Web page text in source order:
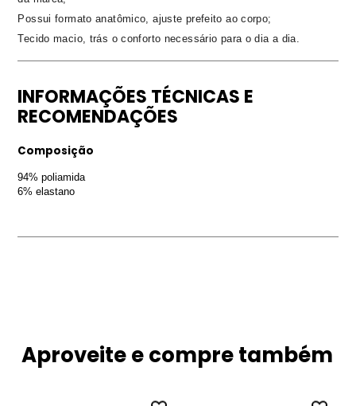
Possui formato anatômico, ajuste prefeito ao corpo;
Tecido macio, trás o conforto necessário para o dia a dia.
INFORMAÇÕES TÉCNICAS E
RECOMENDAÇÕES
Composição
94% poliamida
6% elastano
Aproveite e compre também